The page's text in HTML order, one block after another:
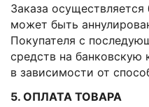
Заказа осуществляется
может быть
Покупателя с
средств на банковскую
в зависимости от
5. ОПЛАТА ТОВАРА